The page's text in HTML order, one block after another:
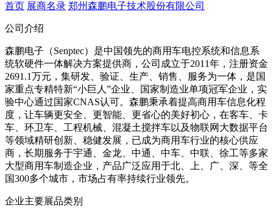
首页 展商名录 郑州森鹏电子技术股份有限公司
公司介绍
森鹏电子（Senptec）是中国领先的商用车电控系统和信息系
统软硬件一体解决方案提供商，公司成立于2011年，注册资金
2691.1万元，集研发、验证、生产、销售、服务为一体，是国
家重点专精特新“小巨人”企业、国家制造业单项冠军企业，实
验中心通过国家CNAS认可。森鹏秉承着提高商用车信息化程
度，让车辆更安全、更智能、更省心的美好初心，在客车、卡
车、环卫车、工程机械、混凝土搅拌车以及物联网大数据平台
等领域精研创新、稳健发展，已成为商用车行业的核心供应
商，长期服务于宇通、金龙、中通、中车、中联、徐工等多家
大型商用车制造企业，产品广泛应用于北、上、广、深、等全
国300多个城市，市场占有率持续行业领先。
企业主要展品类别